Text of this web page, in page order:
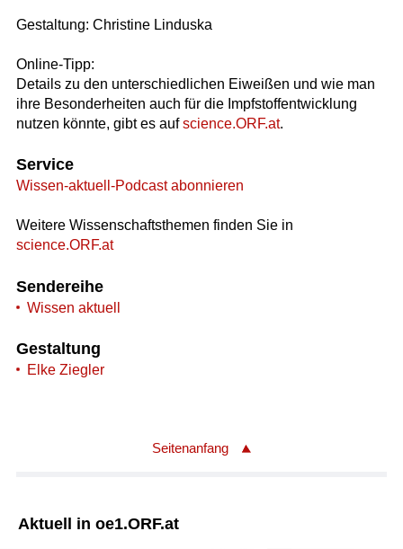
Gestaltung: Christine Linduska
Online-Tipp:
Details zu den unterschiedlichen Eiweißen und wie man
ihre Besonderheiten auch für die Impfstoffentwicklung
nutzen könnte, gibt es aufscience.ORF.at.
Service
Wissen-aktuell-Podcast abonnieren
Weitere Wissenschaftsthemen finden Sie in
science.ORF.at
Sendereihe
Wissen aktuell
Gestaltung
Elke Ziegler
Seitenanfang
Aktuell in oe1.ORF.at